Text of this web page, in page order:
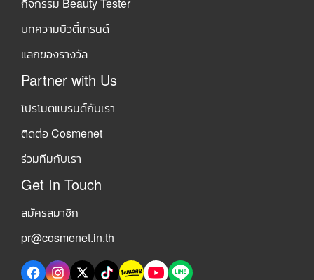
บทความบิวตี้เทรนด์
แลกของรางวัล
Partner with Us
โปรโมตแบรนด์กับเรา
ติดต่อ Cosmenet
ร่วมทีมกับเรา
Get In Touch
สมัครสมาชิก
pr@cosmenet.in.th